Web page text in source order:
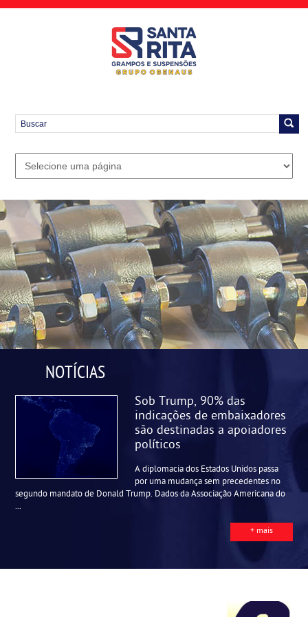
NOTÍCIAS
Sob Trump, 90% das
indicações de embaixadores
são destinadas a apoiadores
políticos
A diplomacia dos Estados Unidos passa
por uma mudança sem precedentes no
segundo mandato de Donald Trump. Dados da Associação Americana do
...
+ mais